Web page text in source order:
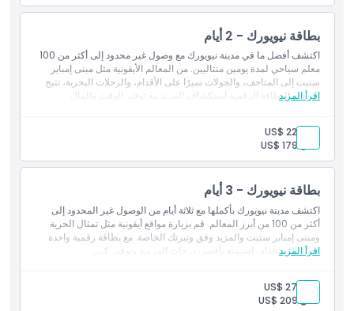
بطاقة نيويورك - 2 أيام
اكتشف أفضل ما في مدينة نيويورك مع وصول غير محدود إلى أكثر من 100
معلم سياحي لمدة يومين متتاليين. من المعالم الأيقونية مثل مبنى إمباير
ستيت إلى المتاحف، والجولات سيرًا على الأقدام، والرحلات البحرية، تتيح
لك هذه البطاقة الرقمية استكشاف المزيد مع توفير الوقت والمال.
اقرأ المزيد
بالغ:
US$ 224
طفل:US$ 179
بطاقة نيويورك - 3 أيام
اكتشف مدينة نيويورك بأكملها مع ثلاثة أيام من الوصول غير المحدود إلى
أكثر من 100 من أبرز المعالم. قم بزيارة مواقع أيقونية مثل تمثال الحرية
ومبنى إمباير ستيت والمزيد وفق وتيرتك الخاصة. مع بطاقة رقمية واحدة
سهلة الاستخدام، استمتع بأقصى درجات المرونة وتوفير كبير.
اقرأ المزيد
بالغ:
US$ 274
طفل:US$ 209